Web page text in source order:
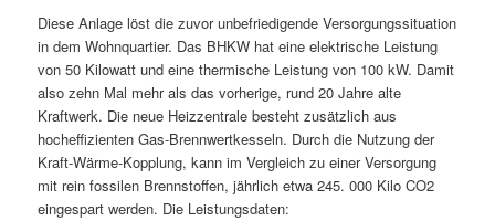
Diese Anlage löst die zuvor unbefriedigende Versorgungssituation
in dem Wohnquartier. Das BHKW hat eine elektrische Leistung
von 50 Kilowatt und eine thermische Leistung von 100 kW. Damit
also zehn Mal mehr als das vorherige, rund 20 Jahre alte
Kraftwerk. Die neue Heizzentrale besteht zusätzlich aus
hocheffizienten Gas-Brennwertkesseln. Durch die Nutzung der
Kraft-Wärme-Kopplung, kann im Vergleich zu einer Versorgung
mit rein fossilen Brennstoffen, jährlich etwa 245. 000 Kilo CO2
eingespart werden. Die Leistungsdaten: